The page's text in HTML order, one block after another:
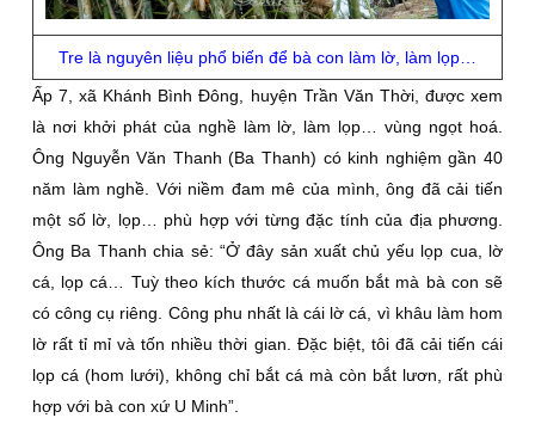
Tre là nguyên liệu phổ biến để bà con làm lờ, làm lọp…
Ấp 7, xã Khánh Bình Đông, huyện Trần Văn Thời, được xem
là nơi khởi phát của nghề làm lờ, làm lọp… vùng ngọt hoá.
Ông Nguyễn Văn Thanh (Ba Thanh) có kinh nghiệm gần 40
năm làm nghề. Với niềm đam mê của mình, ông đã cải tiến
một số lờ, lọp… phù hợp với từng đặc tính của địa phương.
Ông Ba Thanh chia sẻ: “Ở đây sản xuất chủ yếu lọp cua, lờ
cá, lọp cá… Tuỳ theo kích thước cá muốn bắt mà bà con sẽ
có công cụ riêng. Công phu nhất là cái lờ cá, vì khâu làm hom
lờ rất tỉ mỉ và tốn nhiều thời gian. Đặc biệt, tôi đã cải tiến cái
lọp cá (hom lưới), không chỉ bắt cá mà còn bắt lươn, rất phù
hợp với bà con xứ U Minh”.